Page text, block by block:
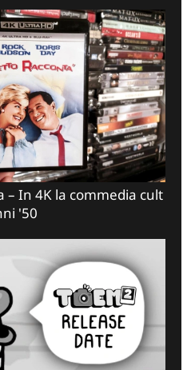
– In 4K la commedia cult
'50